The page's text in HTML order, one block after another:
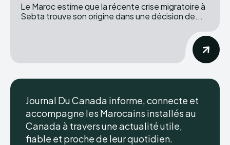
Le Maroc estime que la récente crise migratoire à
Sebta trouve son origine dans une décision de...
Journal Du Canada informe, connecte et
accompagne les Marocains installés au
Canada à travers une actualité utile,
fiable et proche de leur quotidien.